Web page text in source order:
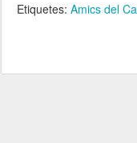
Etiquetes: Amics del